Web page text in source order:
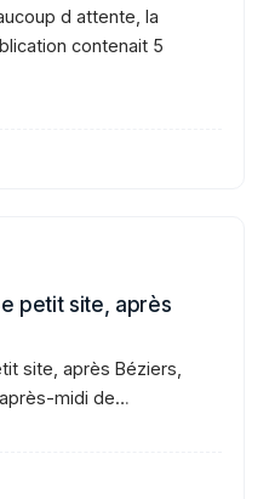
d attente, la
contenait 5
petit site, après
site, après Béziers,
midi de…